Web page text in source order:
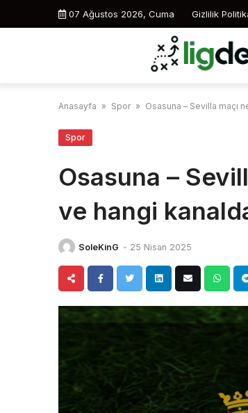
07 Ağustos 2026, Cuma Gizlilik
Anasayfa » Spor » Osasuna – Sevilla maçı
Spor
Osasuna –
ve hangi
SoleKinG - 25 Nisan 2025